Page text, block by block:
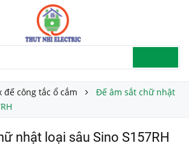
đế công tắc ổ cắm
Đế âm sắt chữ nhật
nhật loại sâu Sino S157RH